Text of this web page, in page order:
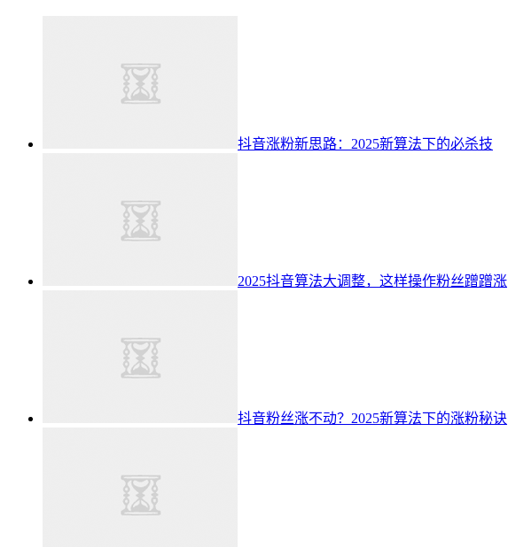
抖音涨粉新思路：2025新算法下的必杀技
2025抖音算法大调整，这样操作粉丝蹭蹭涨
抖音粉丝涨不动？2025新算法下的涨粉秘诀